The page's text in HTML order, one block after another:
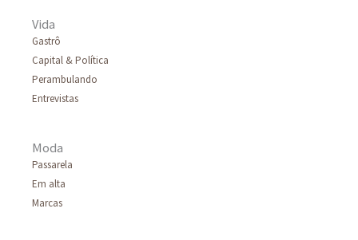
Vida
Gastrô
Capital & Política
Perambulando
Entrevistas
Moda
Passarela
Em alta
Marcas